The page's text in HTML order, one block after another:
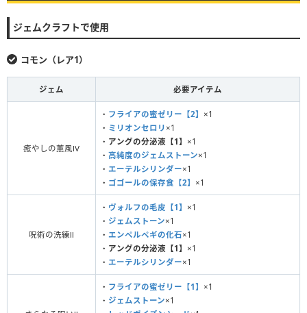
ジェムクラフトで使用
コモン（レア1）
ジェム 必要アイテム
癒やしの薫風Ⅳ
・ フライアの蜜ゼリー【2】 ×1
・ ミリオンセロリ ×1
・ アングの分泌液【1】 ×1
・ 高純度のジェムストーン×1
・ エーテルシリンダー×1
・ ゴゴールの保存食【2】 ×1
呪術の洗練Ⅱ
・ ヴォルフの毛皮【1】 ×1
・ ジェムストーン×1
・ エンペルペギの化石×1
・ アングの分泌液【1】 ×1
・ エーテルシリンダー×1
・ フライアの蜜ゼリー【1】 ×1
・ ジェムストーン×1